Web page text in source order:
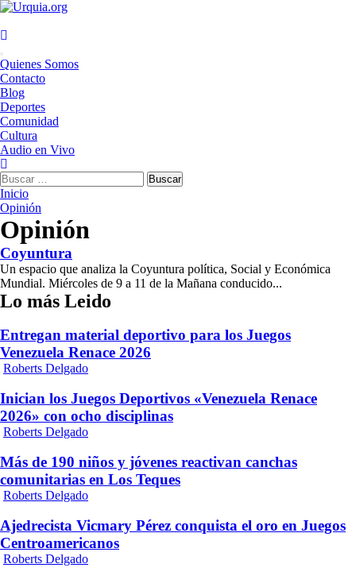
Saltar
contenido
Menú
principal
Quienes Somos
Contacto
Blog
Deportes
Comunidad
Cultura
Audio en Vivo
Buscar:
Inicio
Opinión
Opinión
Coyuntura
Un espacio que analiza la Coyuntura política, Social y Económica
Mundial. Miércoles de 9 a 11 de la Mañana conducido...
Lo más Leido
Entregan material deportivo para los Juegos
Venezuela Renace 2026
Roberts Delgado
Inician los Juegos Deportivos «Venezuela Renace
2026» con ocho disciplinas
Roberts Delgado
Más de 190 niños y jóvenes reactivan canchas
comunitarias en Los Teques
Roberts Delgado
Ajedrecista Vicmary Pérez conquista el oro en Juegos
Centroamericanos
Roberts Delgado